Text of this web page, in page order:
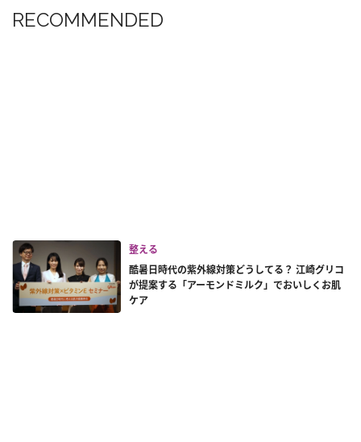
RECOMMENDED
整える
酷暑日時代の紫外線対策どうしてる？ 江崎グリコ
が提案する「アーモンドミルク」でおいしくお肌
ケア